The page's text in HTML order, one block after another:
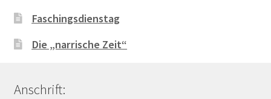
Faschingsdienstag
Die „narrische Zeit“
Anschrift: